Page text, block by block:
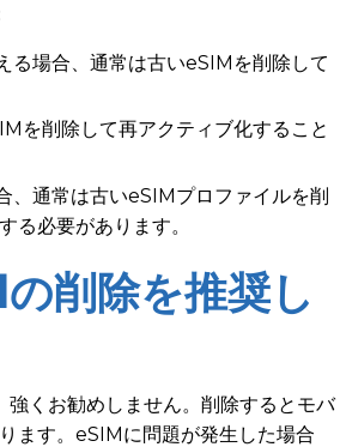
る場合、通常は古いeSIMを削除して
を削除して再アクティブ化すること
、通常は古いeSIMプロファイルを削
る必要があります。
除を推奨し
くお勧めしません。削除するとモバ
ます。eSIMに問題が発生した場合